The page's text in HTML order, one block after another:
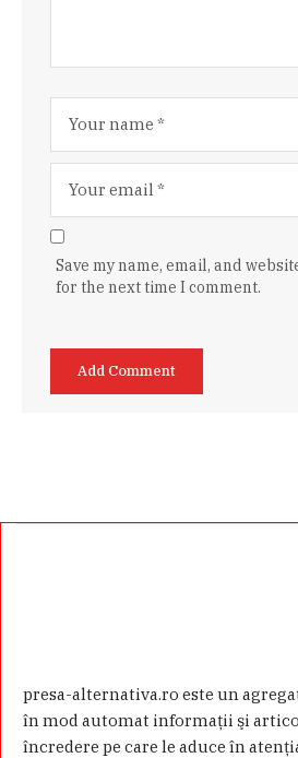
Save my name, email, and
for the next time I comment.
presa-alternativa.ro este un
în mod automat informaţii şi
încredere pe care le aduce în